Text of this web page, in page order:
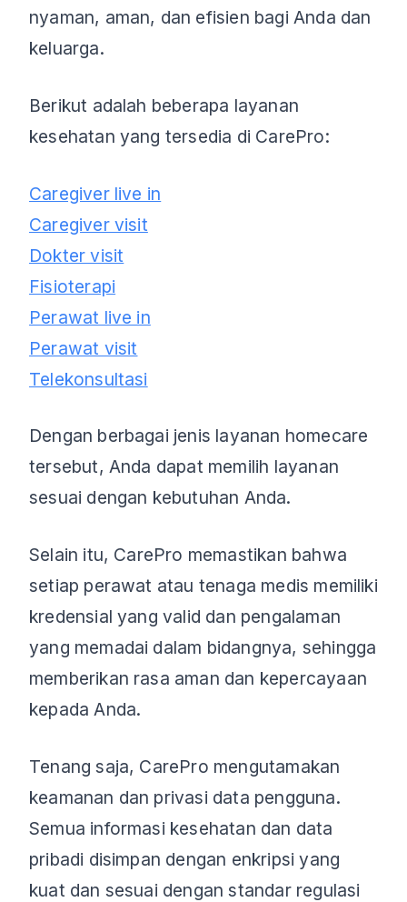
nyaman, aman, dan efisien bagi Anda dan
keluarga.
Berikut adalah beberapa layanan
kesehatan yang tersedia di CarePro:
Caregiver live in
Caregiver visit
Dokter visit
Fisioterapi
Perawat live in
Perawat visit
Telekonsultasi
Dengan berbagai jenis layanan homecare
tersebut, Anda dapat memilih layanan
sesuai dengan kebutuhan Anda.
Selain itu, CarePro memastikan bahwa
setiap perawat atau tenaga medis memiliki
kredensial yang valid dan pengalaman
yang memadai dalam bidangnya, sehingga
memberikan rasa aman dan kepercayaan
kepada Anda.
Tenang saja, CarePro mengutamakan
keamanan dan privasi data pengguna.
Semua informasi kesehatan dan data
pribadi disimpan dengan enkripsi yang
kuat dan sesuai dengan standar regulasi